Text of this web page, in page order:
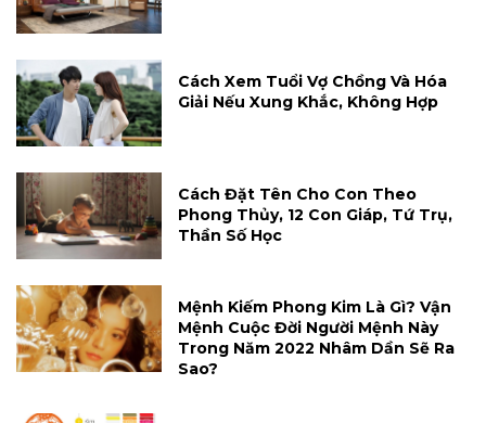
Cách Xem Tuổi Vợ Chồng Và Hóa
Giải Nếu Xung Khắc, Không Hợp
Cách Đặt Tên Cho Con Theo
Phong Thủy, 12 Con Giáp, Tứ Trụ,
Thần Số Học
Mệnh Kiếm Phong Kim Là Gì? Vận
Mệnh Cuộc Đời Người Mệnh Này
Trong Năm 2022 Nhâm Dần Sẽ Ra
Sao?